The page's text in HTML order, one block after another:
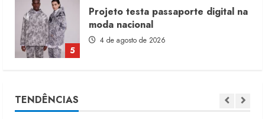
5
Projeto testa passaporte digital na
moda nacional
4 de agosto de 2026
TENDÊNCIAS